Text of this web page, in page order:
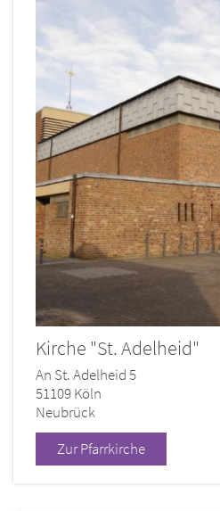
Kirche "St. Adelheid"
An St. Adelheid 5
51109Köln
Neubrück
Zur Pfarrkirche